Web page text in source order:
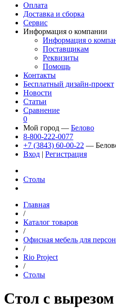
Оплата
Доставка и сборка
Сервис
Информация о компании
Информация о
Поставщикам
Реквизиты
Помощь
Контакты
Бесплатный дизайн-проект
Новости
Статьи
Сравнение
0
Мой город — Белово
8-800-222-0077
+7 (3843) 60-00-22 —
Вход | Регистрация
Столы
Главная
/
Каталог товаров
/
Офисная мебель для
/
Rio Project
/
Столы
Стол с вырезом